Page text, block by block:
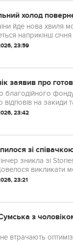
холод
йде нова хвиля
наприкінці
23:59
заявив про
благодійного
відповів на
23:42
зі
зникла зі
викликати
23:21
з
втрачають